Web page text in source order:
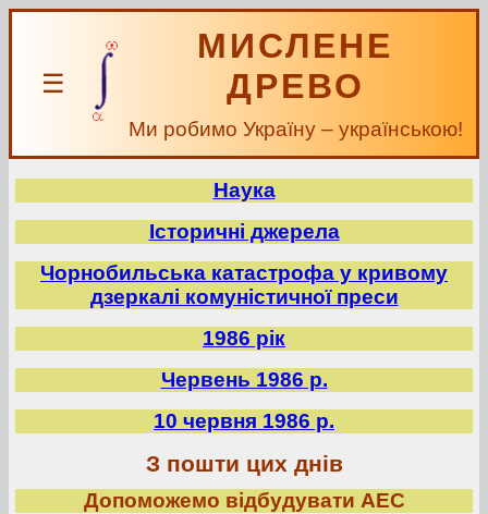
☰
МИСЛЕНЕ
ДРЕВО
Ми робимо Україну – українською!
Наука
Історичні джерела
Чорнобильська катастрофа у кривому
дзеркалі комуністичної преси
1986 рік
Червень 1986 р.
10 червня 1986 р.
З пошти цих днів
Допоможемо відбудувати АЕС